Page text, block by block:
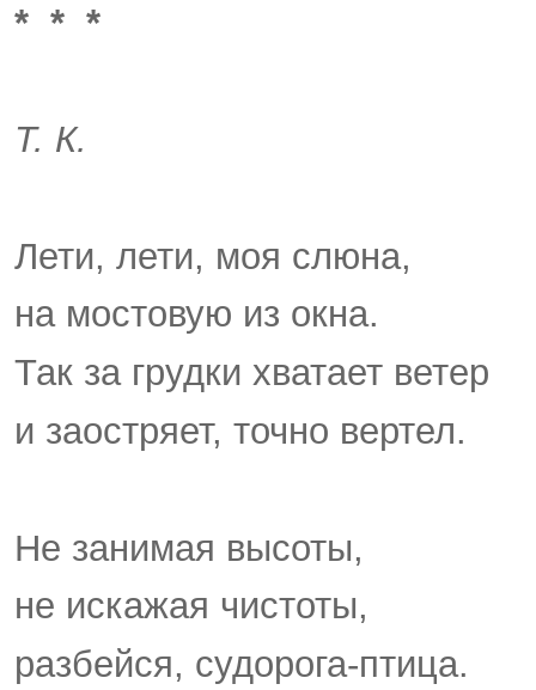
* * *
Т. К.
Лети, лети, моя слюна,
на мостовую из окна.
Так за грудки хватает ветер
и заостряет, точно вертел.
Не занимая высоты,
не искажая чистоты,
разбейся, судорога-птица.